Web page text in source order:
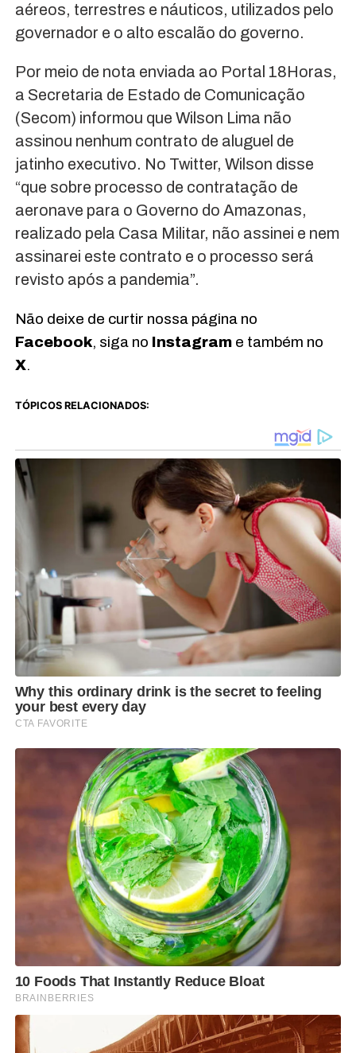
aéreos, terrestres e náuticos, utilizados pelo
governador e o alto escalão do governo.
Por meio de nota enviada ao Portal 18Horas,
a Secretaria de Estado de Comunicação
(Secom) informou que Wilson Lima não
assinou nenhum contrato de aluguel de
jatinho executivo. No Twitter, Wilson disse
“que sobre processo de contratação de
aeronave para o Governo do Amazonas,
realizado pela Casa Militar, não assinei e nem
assinarei este contrato e o processo será
revisto após a pandemia”.
Não deixe de curtir nossa página no
Facebook, siga no Instagrame também no
X.
TÓPICOS RELACIONADOS: